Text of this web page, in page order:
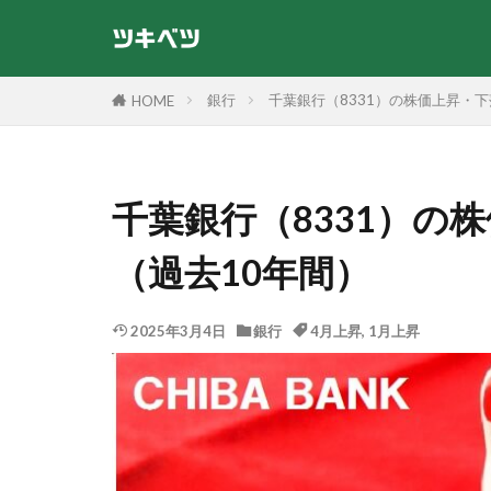
HOME 銀行 千葉銀行（8331）の株価上昇・
千葉銀行（8331）の
（過去10年間）
2025年3月4日 銀行 4月上昇, 1月上昇